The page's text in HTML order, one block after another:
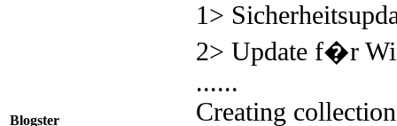
Blogster
1>
2> Update f�r
......
Creating